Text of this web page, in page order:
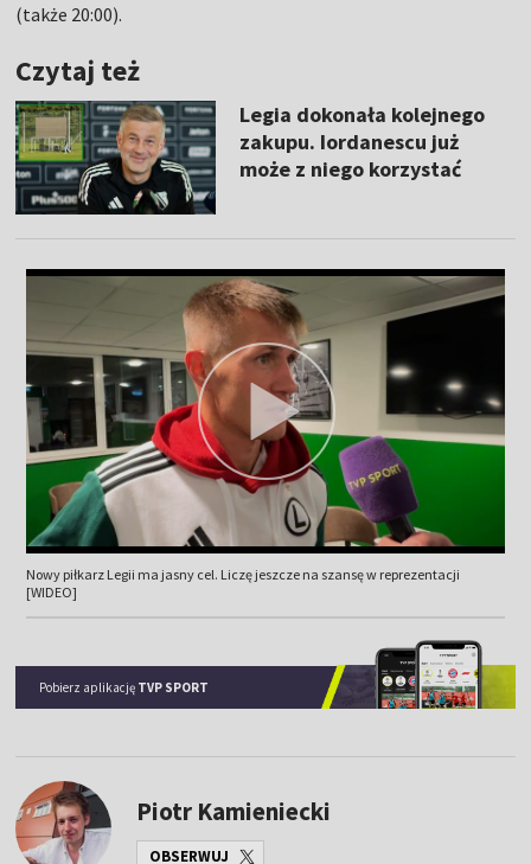
(także 20:00).
Czytaj też
Legia dokonała kolejnego
zakupu. Iordanescu już
może z niego korzystać
Nowy piłkarz Legii ma jasny cel. Liczę jeszcze na szansę w reprezentacji
[WIDEO]
Pobierz aplikację TVP SPORT
Piotr Kamieniecki
OBSERWUJ